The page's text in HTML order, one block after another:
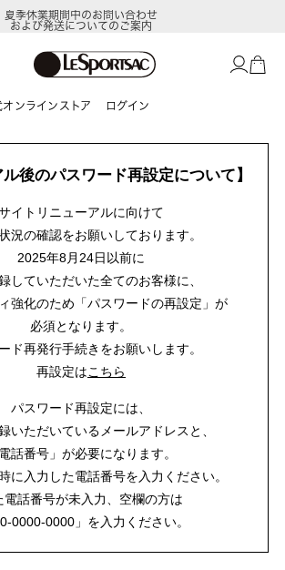
夏季休業期間中のお問い合わせ
および発送についてのご案内
ンラインストア ログイン
ル後のパスワード再設定について】
イトリニューアルに向けて
況の確認をお願いしております。
2025年8月24日以前に
していただいた全てのお客様に、
強化のため「パスワードの再設定」が
必須となります。
ド再発行手続きをお願いします。
再設定はこちら
パスワード再設定には、
いただいているメールアドレスと、
電話番号」が必要になります。
に入力した電話番号を入力ください。
電話番号が未入力、空欄の方は
0000-0000」を入力ください。